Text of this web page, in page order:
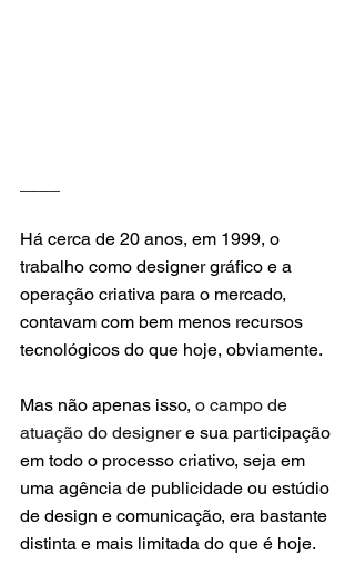
Há cerca de 20 anos, em 1999, o
trabalho como designer gráfico e a
operação criativa para o mercado,
contavam com bem menos recursos
tecnológicos do que hoje, obviamente.
Mas não apenas isso, o campo de
atuação do designer e sua participação
em todo o processo criativo, seja em
uma agência de publicidade ou estúdio
de design e comunicação, era bastante
distinta e mais limitada do que é hoje.